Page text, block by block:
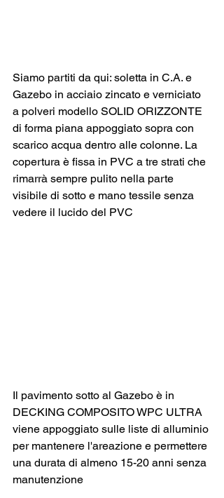
Siamo partiti da qui: soletta in C.A. e
Gazebo in acciaio zincato e verniciato
a polveri modello SOLID ORIZZONTE
di forma piana appoggiato sopra con
scarico acqua dentro alle colonne. La
copertura è fissa in PVC a tre strati che
rimarrà sempre pulito nella parte
visibile di sotto e mano tessile senza
vedere il lucido del PVC
Il pavimento sotto al Gazebo è in
DECKING COMPOSITO WPC ULTRA
viene appoggiato sulle liste di alluminio
per mantenere l'areazione e permettere
una durata di almeno 15-20 anni senza
manutenzione